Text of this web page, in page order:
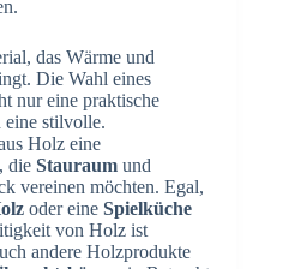
das Wärme und
Die Wahl eines
nur eine praktische
eine stilvolle.
Holz eine
die Stauraum und
vereinen möchten. Egal,
oder eine Spielküche
von Holz ist
andere Holzprodukte